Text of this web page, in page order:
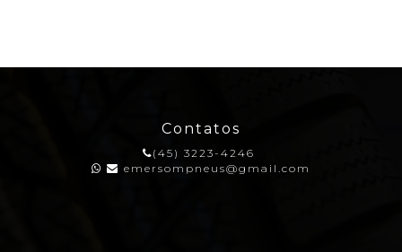
Contatos
(45) 3223-4246
emersompneus@gmail.com